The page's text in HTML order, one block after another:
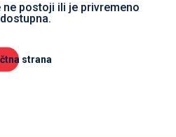
postoji ili je privremeno
strana